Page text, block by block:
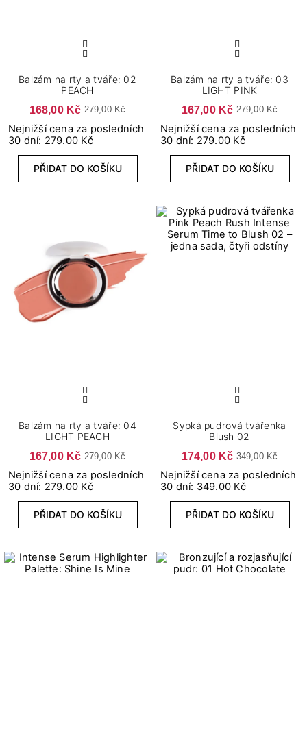
Balzám na rty a tváře: 02
PEACH
168,00 Kč 279,00 Kč
Nejnižší cena za posledních
30 dní: 279.00 Kč
PŘIDAT DO KOŠÍKU
Balzám na rty a tváře: 03
LIGHT PINK
167,00 Kč 279,00 Kč
Nejnižší cena za posledních
30 dní: 279.00 Kč
PŘIDAT DO KOŠÍKU
Balzám na rty a tváře: 04
LIGHT PEACH
167,00 Kč 279,00 Kč
Nejnižší cena za posledních
30 dní: 279.00 Kč
PŘIDAT DO KOŠÍKU
Sypká pudrová tvářenka
Blush 02
174,00 Kč 349,00 Kč
Nejnižší cena za posledních
30 dní: 349.00 Kč
PŘIDAT DO KOŠÍKU